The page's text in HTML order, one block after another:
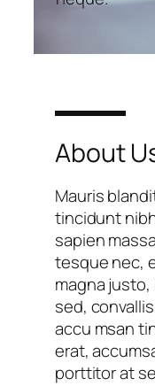
About
Mauris
tincidunt
sapien
tesque nec,
magna
sed,
accu msan
erat,
porttitor at